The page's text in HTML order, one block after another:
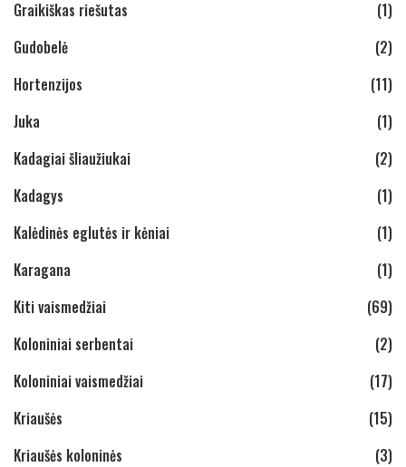
Graikiškas riešutas
(1)
Gudobelė
(2)
Hortenzijos
(11)
Juka
(1)
Kadagiai šliaužiukai
(2)
Kadagys
(1)
Kalėdinės eglutės ir kėniai
(1)
Karagana
(1)
Kiti vaismedžiai
(69)
Koloniniai serbentai
(2)
Koloniniai vaismedžiai
(17)
Kriaušės
(15)
Kriaušės koloninės
(3)